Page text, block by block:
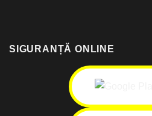
SIGURANȚĂ ONLINE